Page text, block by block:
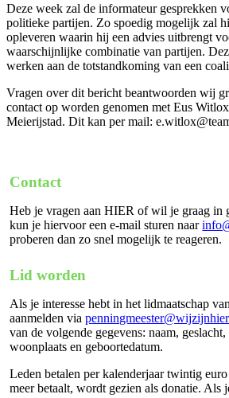
Deze week zal de informateur gesprekken
politieke partijen. Zo spoedig mogelijk zal
opleveren waarin hij een advies uitbrengt
waarschijnlijke combinatie van partijen.
werken aan de totstandkoming van een
Vragen over dit bericht beantwoorden wij
contact op worden genomen met Eus
Meierijstad. Dit kan per mail:
Contact
Heb je vragen aan HIER of wil je graag in
kun je hiervoor een e-mail sturen naar
proberen dan zo snel mogelijk te reageren.
Lid worden
Als je interesse hebt in het lidmaatschap
aanmelden via
van de volgende gegevens: naam, geslacht,
woonplaats en geboortedatum.
Leden betalen per kalenderjaar twintig
meer betaalt, wordt gezien als donatie.